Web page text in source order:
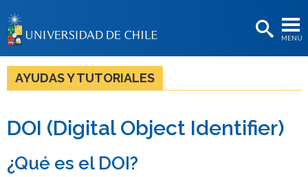
MENÚ
BIBLIOTECAS
LA UNIVERSIDAD
Estudiantes
Académicas/os
AYUDAS Y TUTORIALES
DOI (Digital Object Identifier)
¿Qué es el DOI?